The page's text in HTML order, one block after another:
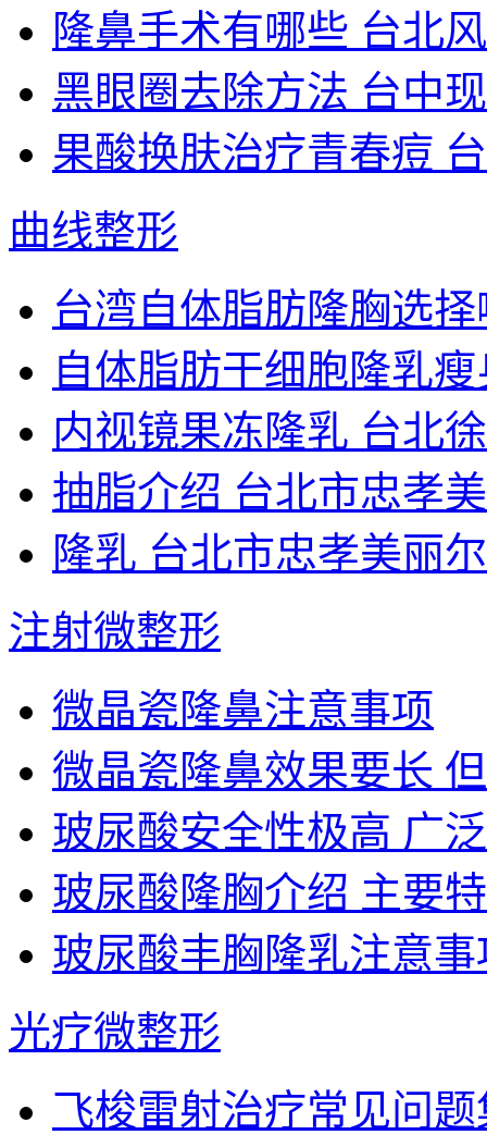
隆鼻手术有哪些 台北
黑眼圈去除方法 台中
果酸换肤治疗青春痘
曲线整形
台湾自体脂肪隆胸选
自体脂肪干细胞隆乳
内视镜果冻隆乳 台北
抽脂介绍 台北市忠孝
隆乳 台北市忠孝美丽
注射微整形
微晶瓷隆鼻注意事项
微晶瓷隆鼻效果要长
玻尿酸安全性极高 广
玻尿酸隆胸介绍 主要
玻尿酸丰胸隆乳注意
光疗微整形
飞梭雷射治疗常见问题